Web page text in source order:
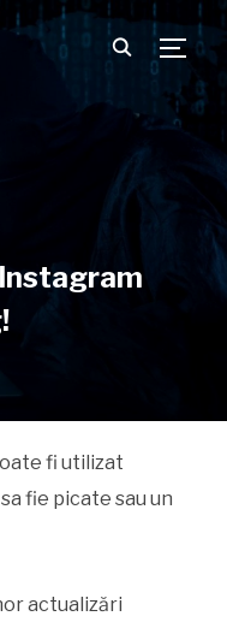
fi utilizat
fie picate sau un
actualizări